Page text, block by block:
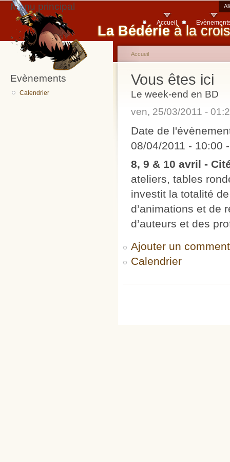
La Bédérie à la
Menu principal
Accueil
Evènements
Calendrier
Vous êtes ici
Accueil
Le week-end en BD
ven, 25/03/2011 -
Date de
08/04/2011 - 10:00
8, 9 & 10 avril -
ateliers, tables
investit la totalité
d’animations et de
d’auteurs et des
Ajouter un
Calendrier